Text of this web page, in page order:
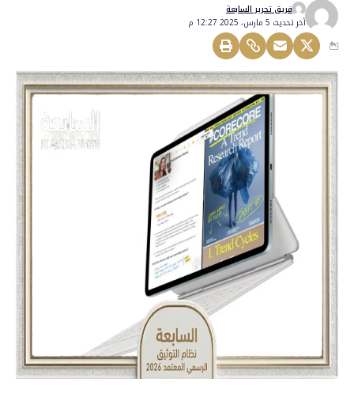
أخر تحديث 5 مارس، 2025 12:27 م
فريق تحرير السابعة